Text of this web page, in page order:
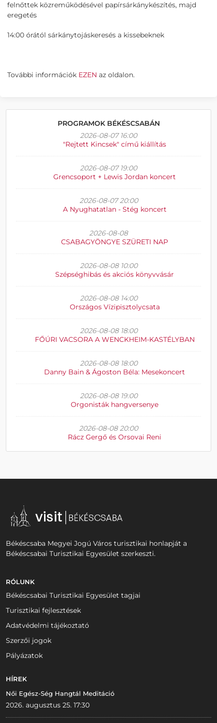
felnőttek közreműködésével papírsárkánykészítés, majd
eregetés
14:00 órától sárkánytojáskeresés a kissebeknek
További információk EZEN az oldalon.
PROGRAMOK BÉKÉSCSABÁN
2026-08-07 16:00
"Rejtett Kincsek" című kiállítás
2026-08-07 19:00
Grencsoport + Lewis Jordan koncert
2026-08-07 20:00
A Nyughatatlan - Stég koncert
2026-08-08
CSABAGYÖNGYE SZÜRETI NAP
2026-08-08 10:00
Szépséghibás és akciós könyvvásár
2026-08-08 14:00
Országos Vízipisztolycsata
2026-08-08 18:00
FŐÚRI VACSORA A WENCKHEIM-KASTÉLYBAN
2026-08-08 18:00
Danny Bain & Ágoston Béla: Mesekoncert
2026-08-08 19:00
Orgonisták hangversenye
2026-08-08 20:00
Rácz Gergő és Orsovai Reni
Békéscsaba Megyei Jogú Város turisztikai honlapját a
Békéscsabai Turisztikai Egyesület szerkeszti.
RÓLUNK
Békéscsabai Turisztikai Egyesület tagjai
Turisztikai fejlesztések
Adatvédelmi tájékoztató
Szerzői jogok
Pályázatok
HÍREK
Női Egész-Ség Hangtál Meditáció
2026. augusztus 25. 17:30